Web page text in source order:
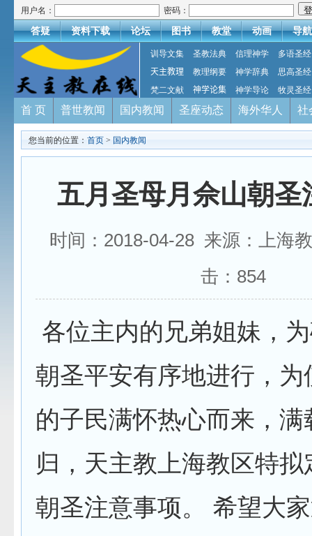
用户名： 密码：
答疑 资料下载 论坛 图书 教堂 动画 导航
训导文集 圣教法典 信理神学
多语圣经
天主教理
教理纲要 神学辞典
思高圣经
梵二文献
神学论集 神学导论 牧灵圣经
首 页 普世教闻 国内教闻 圣座动态 海外华人 社
您当前的位置： 首页 > 国内教闻
五月圣母月佘山朝圣
时间：2018-04-28 来源：上海
击： 854
各位主内的兄弟姐妹，
朝圣平安有序地进行，为
的子民满怀热心而来，满
归，天主教上海教区特
朝圣注意事项。 希望大